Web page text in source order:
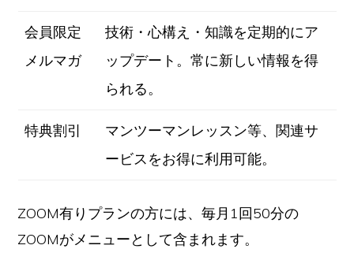
会員限定
メルマガ
技術・心構え・知識を定期的にア
ップデート。常に新しい情報を得
られる。
特典割引
マンツーマンレッスン等、関連サ
ービスをお得に利用可能。
ZOOM有りプランの方には、毎月1回50分の
ZOOMがメニューとして含まれます。